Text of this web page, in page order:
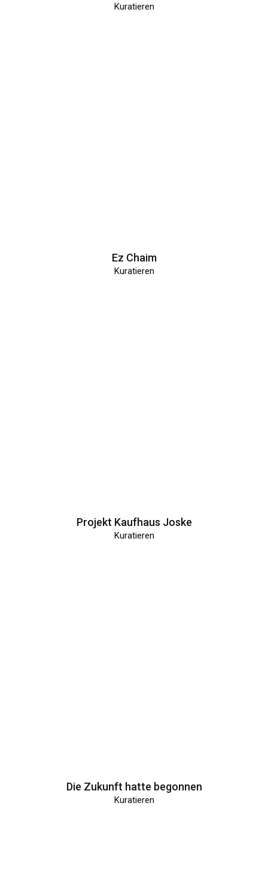
Kuratieren
Ez Chaim
Kuratieren
Projekt Kaufhaus Joske
Kuratieren
Die Zukunft hatte begonnen
Kuratieren